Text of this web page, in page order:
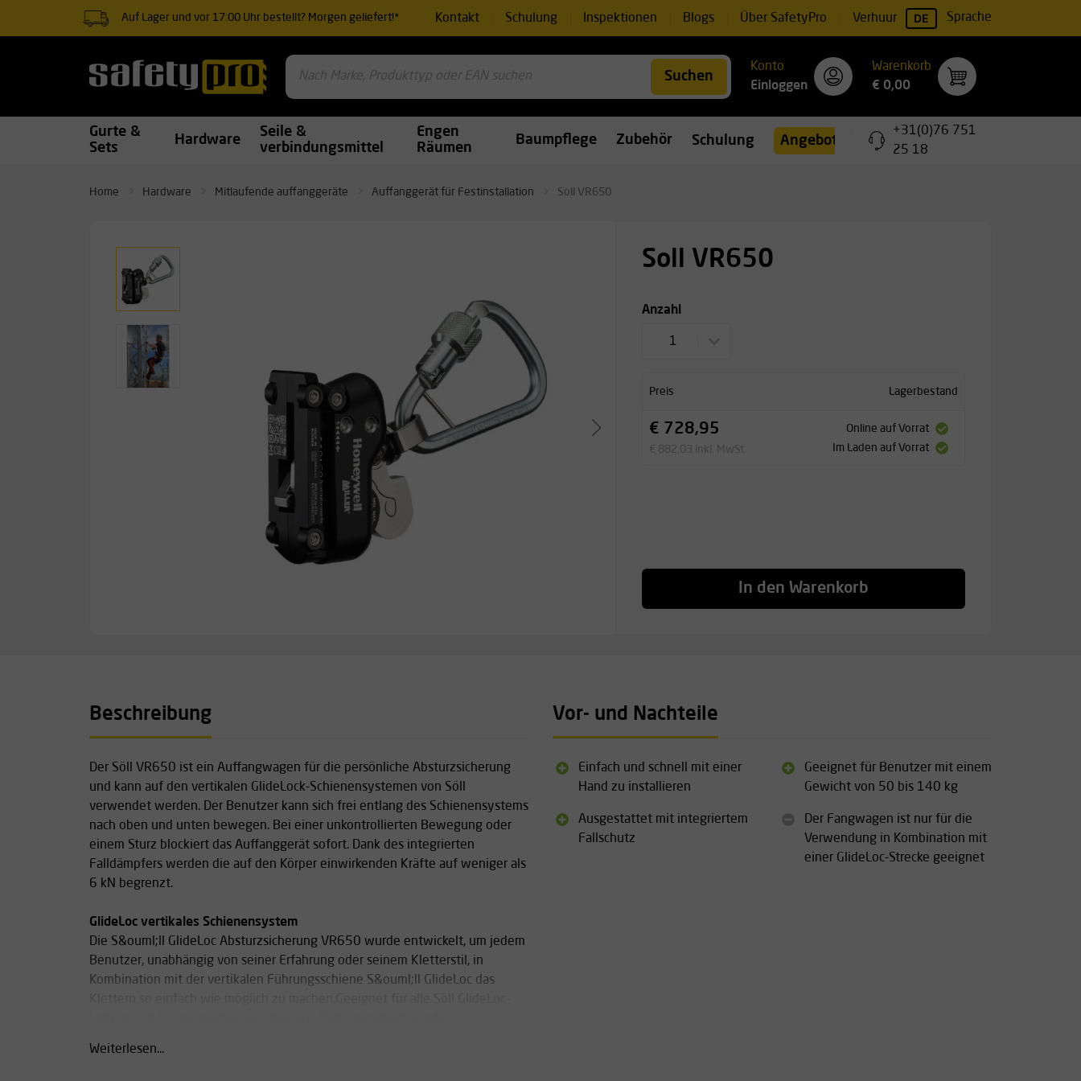
Auf Lager und vor 17:00 Uhr bestellt? Morgen geliefert!* Kontakt Schulung Inspektionen Blogs Über SafetyPro Verhuur DE Sprache
Suchen
Konto
Einloggen
Warenkorb
€ 0,00
Gurte &
Sets
Hardware
Seile &
verbindungsmittel
Engen
Räumen
Baumpflege Zubehör Schulungen Angebote
+31(0)76 751
25 18
Home Hardware Mitlaufende auffanggeräte Auffanggerät für Festinstallation Soll VR650
Soll VR650
Anzahl
1
Preis Lagerbestand
€ 728,95
€ 882,03 inkl. MwSt.
Online auf Vorrat
Im Laden auf Vorrat
In den Warenkorb
Beschreibung
Der Söll VR650 ist ein Auffangwagen für die persönliche Absturzsicherung
und kann auf den vertikalen GlideLock-Schienensystemen von Söll
verwendet werden. Der Benutzer kann sich frei entlang des Schienensystems
nach oben und unten bewegen. Bei einer unkontrollierten Bewegung oder
einem Sturz blockiert das Auffanggerät sofort. Dank des integrierten
Falldämpfers werden die auf den Körper einwirkenden Kräfte auf weniger als
6 kN begrenzt.
GlideLoc vertikales Schienensystem
Die S&ouml;ll GlideLoc Absturzsicherung VR650 wurde entwickelt, um jedem
Benutzer, unabhängig von seiner Erfahrung oder seinem Kletterstil, in
Kombination mit der vertikalen Führungsschiene S&ouml;ll GlideLoc das
Weiterlesen...
Vor- und Nachteile
Einfach und schnell mit einer
Hand zu installieren
Ausgestattet mit integriertem
Fallschutz
Geeignet für Benutzer mit einem
Gewicht von 50 bis 140 kg
Der Fangwagen ist nur für die
Verwendung in Kombination mit
einer GlideLoc-Strecke geeignet